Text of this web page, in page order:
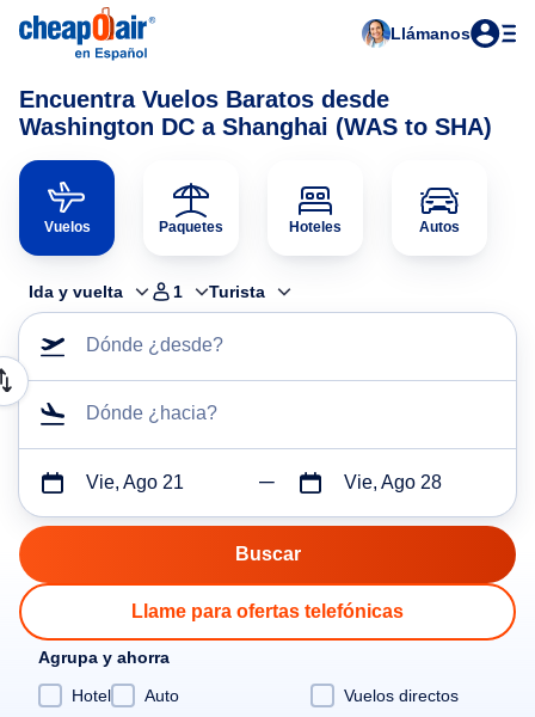
Llámanos
Encuentra Vuelos Baratos desde
Washington DC a Shanghai (WAS to SHA)
Vuelos Paquetes Hoteles Autos
Ida y vuelta 1 Turista
Dónde ¿desde?
Dónde ¿hacia?
Vie, Ago 21 Vie, Ago 28
Llame para ofertas telefónicas
Agrupa y ahorra
Hotel
Auto Vuelos directos